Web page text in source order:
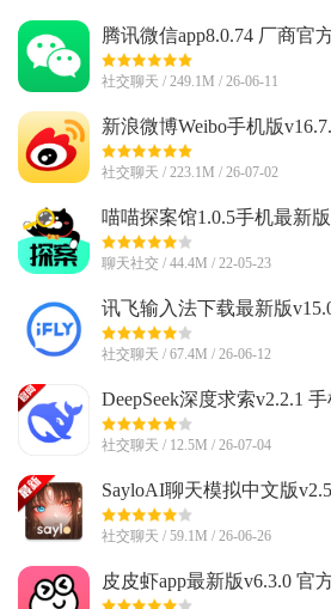
腾讯微信app8.0.74 厂商官
社交聊天 / 249.1M / 26-06-11
新浪微博Weibo手机版
版
社交聊天 / 223.1M / 26-07-02
喵喵探案馆1.0.5手机最新版
聊天社交 / 44.4M / 22-05-23
讯飞输入法下载最新版
社交聊天 / 67.4M / 26-06-12
DeepSeek深度求索v2.2.1
社交聊天 / 12.5M / 26-07-04
SayloAI聊天模拟中文版
社交聊天 / 59.1M / 26-06-26
皮皮虾app最新版v6.3.0 官
端